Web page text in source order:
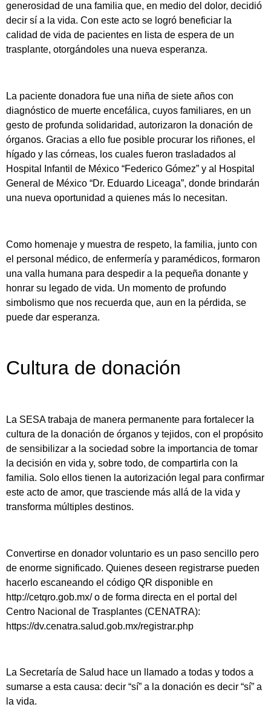
generosidad de una familia que, en medio del dolor, decidió
decir sí a la vida. Con este acto se logró beneficiar la
calidad de vida de pacientes en lista de espera de un
trasplante, otorgándoles una nueva esperanza.
La paciente donadora fue una niña de siete años con
diagnóstico de muerte encefálica, cuyos familiares, en un
gesto de profunda solidaridad, autorizaron la donación de
órganos. Gracias a ello fue posible procurar los riñones, el
hígado y las córneas, los cuales fueron trasladados al
Hospital Infantil de México “Federico Gómez” y al Hospital
General de México “Dr. Eduardo Liceaga”, donde brindarán
una nueva oportunidad a quienes más lo necesitan.
Como homenaje y muestra de respeto, la familia, junto con
el personal médico, de enfermería y paramédicos, formaron
una valla humana para despedir a la pequeña donante y
honrar su legado de vida. Un momento de profundo
simbolismo que nos recuerda que, aun en la pérdida, se
puede dar esperanza.
Cultura de donación
La SESA trabaja de manera permanente para fortalecer la
cultura de la donación de órganos y tejidos, con el propósito
de sensibilizar a la sociedad sobre la importancia de tomar
la decisión en vida y, sobre todo, de compartirla con la
familia. Solo ellos tienen la autorización legal para confirmar
este acto de amor, que trasciende más allá de la vida y
transforma múltiples destinos.
Convertirse en donador voluntario es un paso sencillo pero
de enorme significado. Quienes deseen registrarse pueden
hacerlo escaneando el código QR disponible en
http://cetqro.gob.mx/ o de forma directa en el portal del
Centro Nacional de Trasplantes (CENATRA):
https://dv.cenatra.salud.gob.mx/registrar.php
La Secretaría de Salud hace un llamado a todas y todos a
sumarse a esta causa: decir “sí” a la donación es decir “sí” a
la vida.